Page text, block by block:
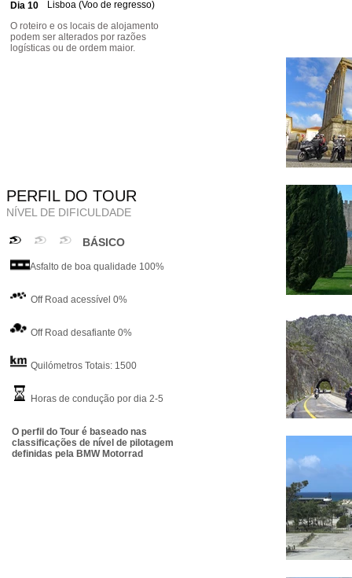
Dia 10
Lisboa (Voo de regresso)
O roteiro e os locais de alojamento
podem ser alterados por razões
logísticas ou de ordem maior.
PERFIL DO TOUR
NÍVEL DE DIFICULDADE
BÁSICO
Asfalto de boa qualidade 100%
Off Road acessível 0%
Off Road desafiante 0%
Quilómetros Totais: 1500
Horas de condução por dia 2-5
O perfil do Tour é baseado nas
classificações de nível de pilotagem
definidas pela BMW Motorrad